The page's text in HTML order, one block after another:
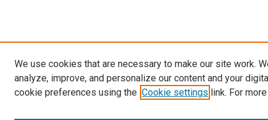
We use cookies that are necessary to make our site work.
analyze, improve, and personalize our content and your
cookie preferences using the Cookie settings link. For